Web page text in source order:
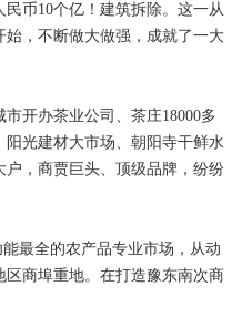
币10个亿！建筑拆除。这一从
，不断做大做强，成就了一大
开办茶业公司、茶庄18000多
光建材大市场、朝阳寺干鲜水
，商贾巨头、顶级品牌，纷纷
最全的农产品专业市场，从动
商埠重地。在打造豫东南次商